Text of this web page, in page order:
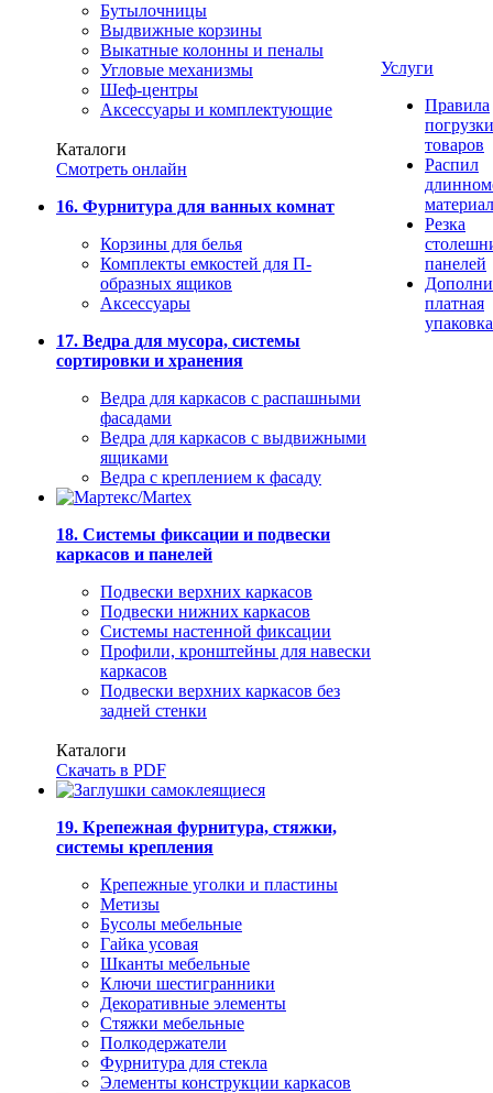
Бутылочницы
Выдвижные корзины
Выкатные колонны и пеналы
Угловые механизмы
Шеф-центры
Аксессуары и комплектующие
Каталоги
Смотреть онлайн
16. Фурнитура для ванных комнат
Корзины для белья
Комплекты емкостей для П-
образных ящиков
Аксессуары
17. Ведра для мусора, системы
сортировки и хранения
Ведра для каркасов с распашными
фасадами
Ведра для каркасов с выдвижными
ящиками
Ведра с креплением к фасаду
18. Системы фиксации и подвески
каркасов и панелей
Подвески верхних каркасов
Подвески нижних каркасов
Системы настенной фиксации
Профили, кронштейны для навески
каркасов
Подвески верхних каркасов без
задней стенки
Каталоги
Скачать в PDF
19. Крепежная фурнитура, стяжки,
системы крепления
Крепежные уголки и пластины
Метизы
Бусолы мебельные
Гайка усовая
Шканты мебельные
Ключи шестигранники
Декоративные элементы
Стяжки мебельные
Полкодержатели
Фурнитура для стекла
Элементы конструкции каркасов
Услуги
Правила
погрузки
товаров
Распил
Резка
панелей
платная
упаковка